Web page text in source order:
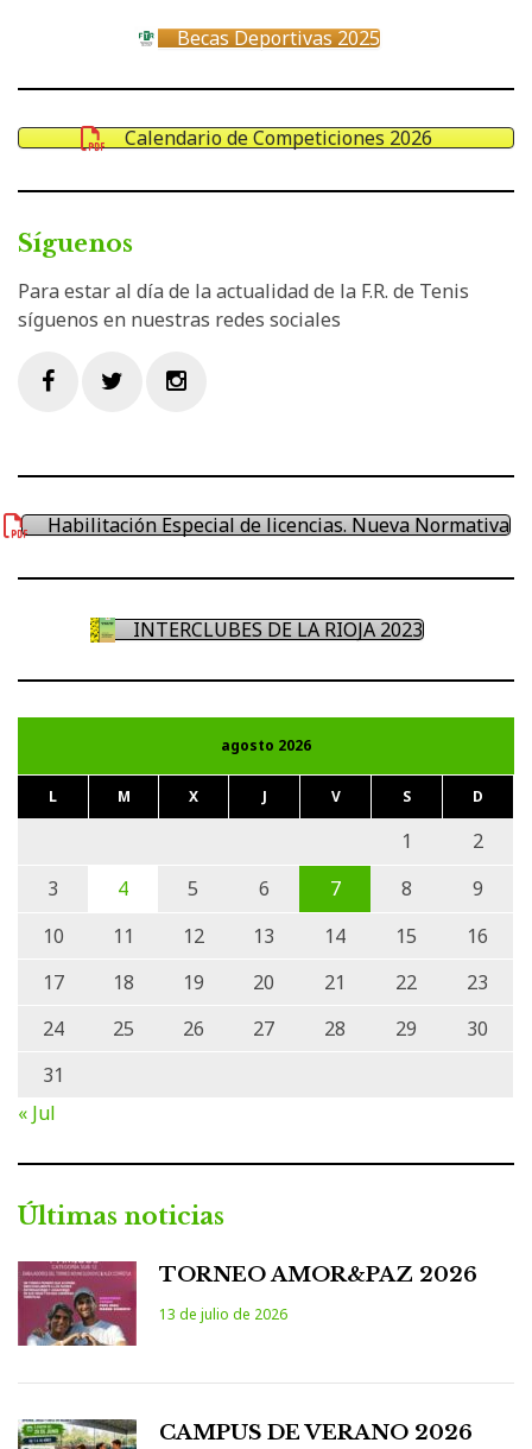
Becas Deportivas 2025
Calendario de Competiciones 2026
Síguenos
Para estar al día de la actualidad de la F.R. de Tenis
síguenos en nuestras redes sociales
Habilitación Especial de licencias. Nueva Normativa
INTERCLUBES DE LA RIOJA 2023
agosto 2026
L M X J V S D
1
2
3
4 5 6 7 8
9
10
11 12 13 14 15
16
17
18 19 20 21 22
23
24
25 26 27 28 29
30
31
« Jul
Últimas noticias
TORNEO AMOR&PAZ 2026
13 de julio de 2026
CAMPUS DE VERANO 2026